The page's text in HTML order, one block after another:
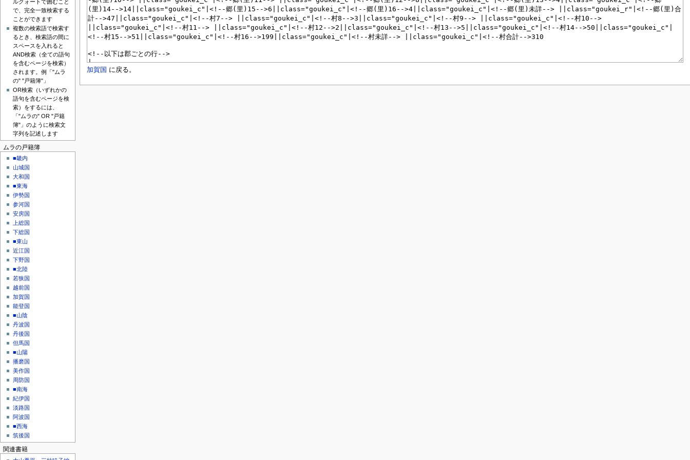
加賀国 に戻る。
ルクォートで囲むこと
で、完全一致検索する
ことができます
複数の検索語で検索す
るとき、検索語の間に
スペースを入れると
AND検索（全ての語句
を含むページを検索）
されます。例「"ムラ
の" "戸籍簿"」
OR検索（いずれかの
語句を含むページを検
索）をするには、
「"ムラの" OR "戸籍
簿"」のように検索文
字列を記述します
ムラの戸籍簿
■畿内
山城国
大和国
■東海
伊勢国
参河国
安房国
上総国
下総国
■東山
近江国
下野国
■北陸
若狭国
越前国
加賀国
能登国
■山陰
丹波国
丹後国
但馬国
■山陽
播磨国
美作国
周防国
■南海
紀伊国
淡路国
阿波国
■西海
筑後国
関連書籍